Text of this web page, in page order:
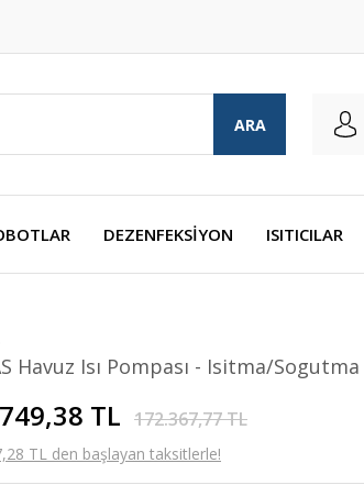
ARA
DEZENFEKSİYON ISITICILAR
Havuz Isı Pompası - Isitma/
TL 172.367,77 TL
TL den başlayan taksitlerle!